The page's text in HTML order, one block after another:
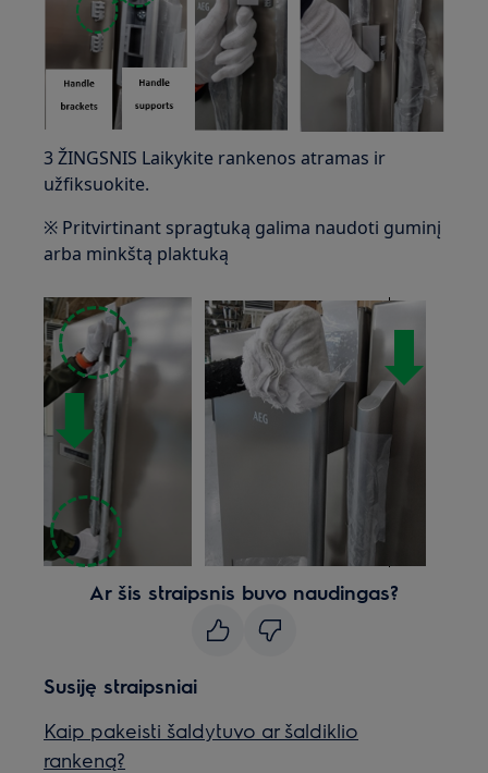
3 ŽINGSNIS Laikykite rankenos atramas ir
užfiksuokite.
※ Pritvirtinant spragtuką galima naudoti guminį
arba minkštą plaktuką
Ar šis straipsnis buvo naudingas?
Susiję straipsniai
Kaip pakeisti šaldytuvo ar šaldiklio
rankeną?